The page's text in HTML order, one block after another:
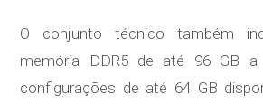
O conjunto técnico também
memória DDR5 de até 96 GB
configurações de até 64 GB